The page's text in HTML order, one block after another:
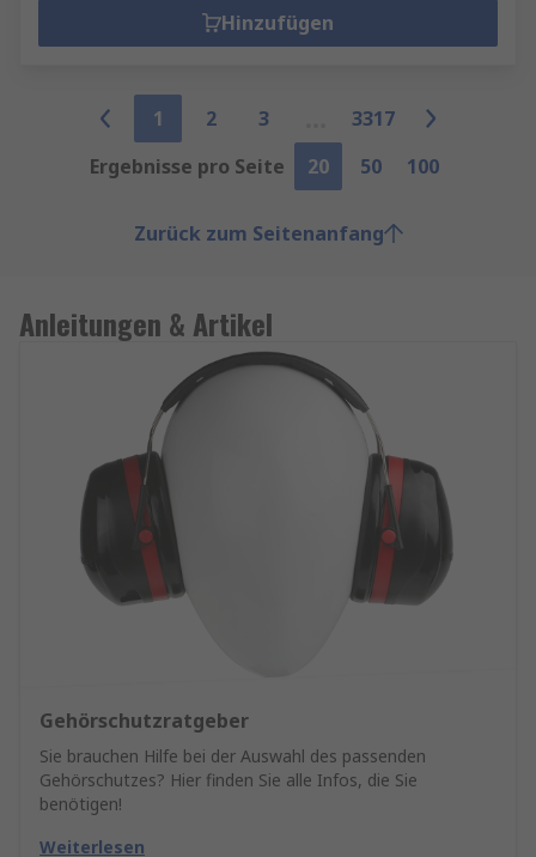
Hinzufügen
1 2 3
3317
Ergebnisse pro Seite
20 50 100
Zurück zum Seitenanfang
Anleitungen & Artikel
Gehörschutzratgeber
Sie brauchen Hilfe bei der Auswahl des passenden
Gehörschutzes? Hier finden Sie alle Infos, die Sie
benötigen!
Weiterlesen